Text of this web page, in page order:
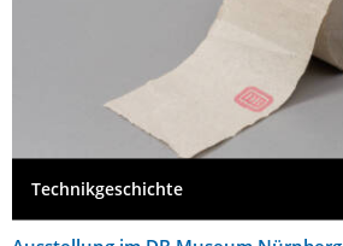
Technikgeschichte